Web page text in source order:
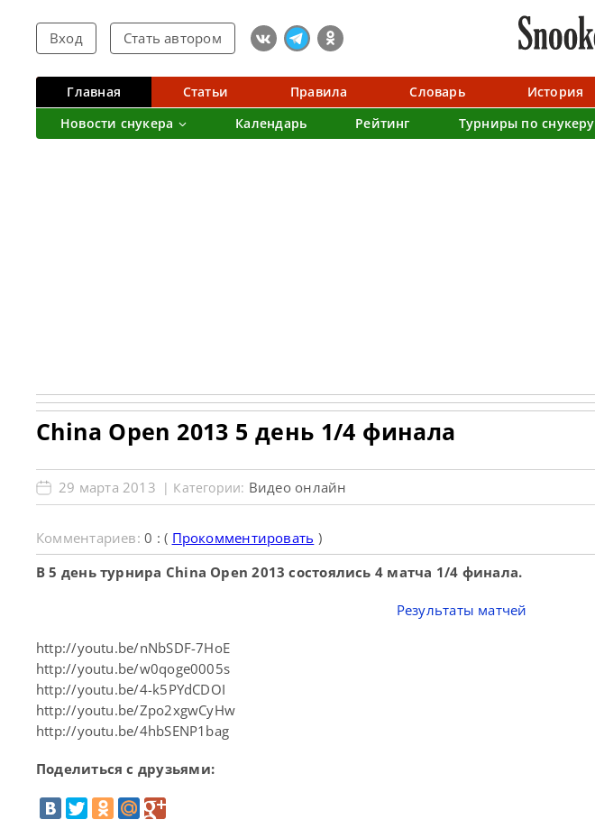
Вход Стать автором
Главная Статьи Правила Словарь История
Новости снукера
Календарь Рейтинг Турниры по снукеру
China Open 2013 5 день 1/4 финала
29 марта 2013 | Категории: Видео онлайн
Комментариев:0 : ( Прокомментировать )
В 5 день турнира China Open 2013 состоялись 4 матча 1/4 финала.
Результаты матчей
http://youtu.be/nNbSDF-7HoE
http://youtu.be/w0qoge0005s
http://youtu.be/4-k5PYdCDOI
http://youtu.be/Zpo2xgwCyHw
http://youtu.be/4hbSENP1bag
Поделиться с друзьями: